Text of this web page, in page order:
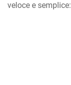
veloce e semplice: